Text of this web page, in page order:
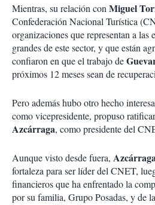
Mientras, su relación con Miguel
Confederación Nacional Turística
organizaciones que representan a las
grandes de este sector, y que están
confiaron en que el trabajo de
próximos 12 meses sean de
Pero además hubo otro hecho
como vicepresidente, propuso
Azcárraga, como presidente del
Aunque visto desde fuera,
fortaleza para ser líder del CNET,
financieros que ha enfrentado la
por su familia, Grupo Posadas, y de